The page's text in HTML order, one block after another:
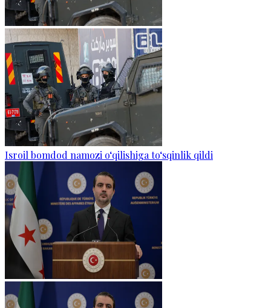
Isroil bomdod namozi o‘qilishiga to‘sqinlik qildi